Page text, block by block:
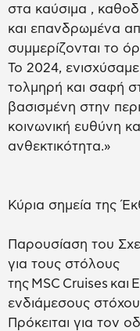
στα καύσιμα ,
και επανδρωμένα
συμμερίζονται το
Το 2024,
τολμηρή και σαφή
βασισμένη στην
κοινωνική ευθύνη
ανθεκτικότητα.»
Κύρια σημεία της
Παρουσίαση του
για τους στόλους
της MSC Cruises και
ενδιάμεσους
Πρόκειται για τον